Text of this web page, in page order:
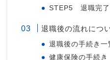
STEP5 退職完了
退職後の流れにつ
退職後の手続き一
健康保険の手続き